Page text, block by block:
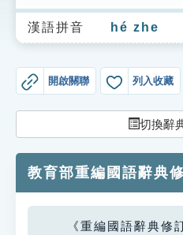
生字詞彙表
成語故事
索引選單
單字索引
生命大百科索引
漢語拼音 hé zhe
開啟關聯 列入收藏
切換辭
教育部重編國語辭典
《重編國語辭典修